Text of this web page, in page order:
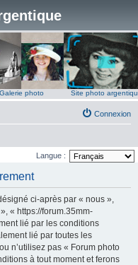
Galerie photo Site photo
Connexion
Langue :
ci-après par « nous »,
« https://forum.35mm-
lié par les conditions
lié par toutes les
n’utilisez pas « Forum photo
à tout moment et ferons